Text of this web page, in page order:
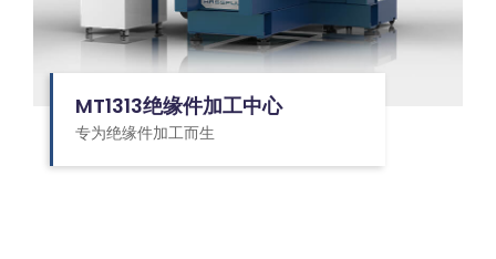
MT1313绝缘件加工中心
专为绝缘件加工而生